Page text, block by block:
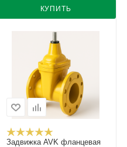
КУПИТЬ
Задвижка AVK фланцевая